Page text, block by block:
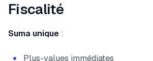
Fiscalité
Suma unique :
Plus-values immédiates